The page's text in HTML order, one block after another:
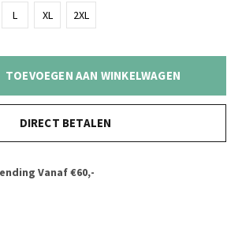
L XL 2XL
TOEVOEGEN AAN WINKELWAGEN
DIRECT BETALEN
Vanaf €60,-